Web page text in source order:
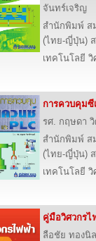
จันทร์เจริญ
สำนักพิมพ์ ส
(ไทย-ญี่ปุ่น)
เทคโนโลยี
การควบคุมซี
รศ. กฤษดา
สำนักพิมพ์ ส
(ไทย-ญี่ปุ่น)
เทคโนโลยี
คู่มือวิศวกรไ
ลือชัย ทองนิล